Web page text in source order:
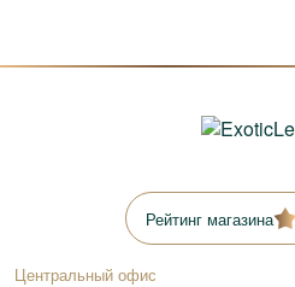
Рейтинг магазина
Центральный офис